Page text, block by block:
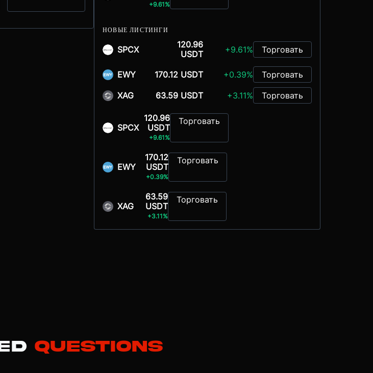
+9.61%
НОВЫЕ ЛИСТИНГИ
SPCX
120.96
USDT
+9.61% Торговать
EWY 170.12 USDT +0.39% Торговать
XAG 63.59 USDT +3.11% Торговать
SPCX
120.96
USDT
+9.61%
Торговать
EWY
170.12
USDT
+0.39%
Торговать
XAG
63.59
USDT
+3.11%
Торговать
Questions